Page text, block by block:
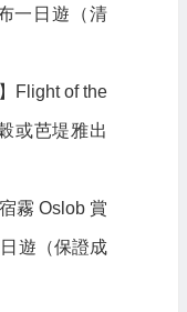
一日遊（清
Flight of the
或芭堤雅出
霧 Oslob 賞
遊（保證成